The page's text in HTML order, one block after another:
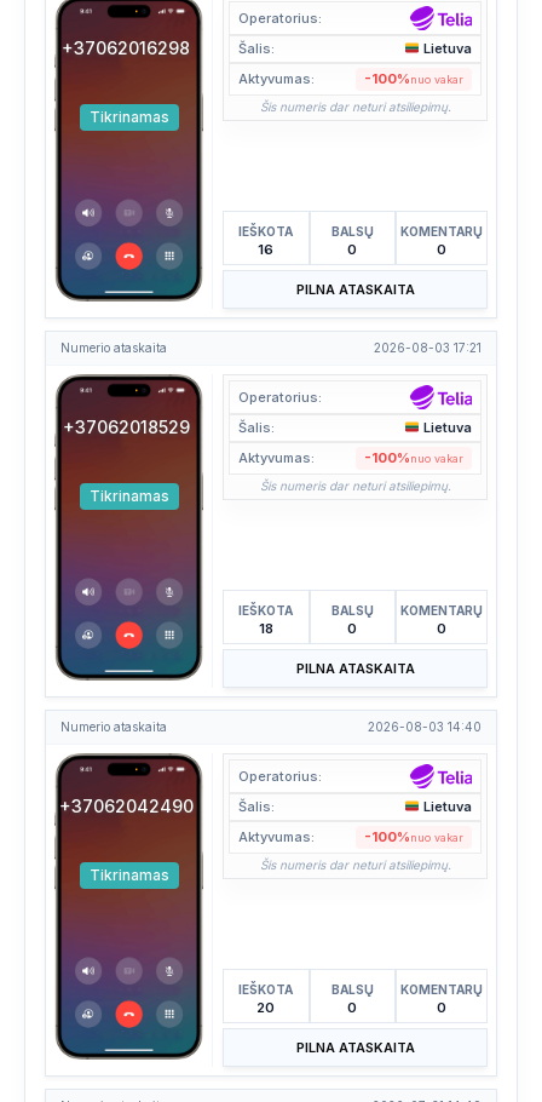
+37062016298
Tikrinamas
Operatorius:
Šalis:
Lietuva
Aktyvumas:
-100%nuo vakar
Šis numeris dar neturi atsiliepimų.
IEŠKOTA
16
BALSŲ
0
KOMENTARŲ
0
PILNA ATASKAITA
Numerio ataskaita 2026-08-03 17:21
+37062018529
Tikrinamas
Operatorius:
Šalis:
Lietuva
Aktyvumas:
-100%nuo vakar
Šis numeris dar neturi atsiliepimų.
IEŠKOTA
18
BALSŲ
0
KOMENTARŲ
0
PILNA ATASKAITA
Numerio ataskaita 2026-08-03 14:40
+37062042490
Tikrinamas
Operatorius:
Šalis:
Lietuva
Aktyvumas:
-100%nuo vakar
Šis numeris dar neturi atsiliepimų.
IEŠKOTA
20
BALSŲ
0
KOMENTARŲ
0
PILNA ATASKAITA